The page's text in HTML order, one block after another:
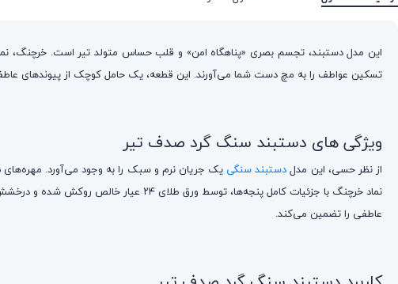
این مدل دستبند، تجسم بصری «پناهگاه امن» و قلب حساس متولد تیر است. خرچنگ،
تسکین عواطف را به مچ دست شما می‌آورند. این قطعه، یک حامل کوچک از پیوندهای
ویژگی های دستبند سنگ گرد صدف تیر
از نظر حسی، این مدلدستبند سنگی یک جریان نرم و سبک را به وجود می‌آورد. مهره‌های
عاطفی را تضمین می‌کند.